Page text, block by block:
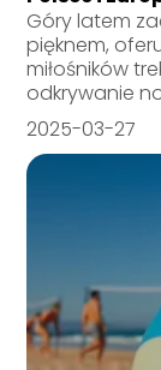
Góry latem
pięknem,
miłośników
odkrywanie
2025-03-27